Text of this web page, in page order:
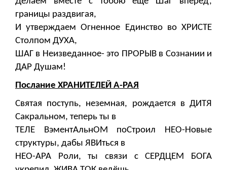
границы раздвигая,
И утверждаем Огненное Единство во ХРИСТЕ
Столпом ДУХА,
ШАГ в Неизведанное- это ПРОРЫВ в Сознании и
ДАР Душам!
Послание ХРАНИТЕЛЕЙ А-РАЯ
Святая поступь, неземная, рождается в ДИТЯ
Сакральном, теперь ты в
ТЕЛЕ ВэментАльнОМ поСтроил НЕО-Новые
структуры, дабы ЯВИться в
НЕО-АРА Роли, ты связи с СЕРДЦЕМ БОГА